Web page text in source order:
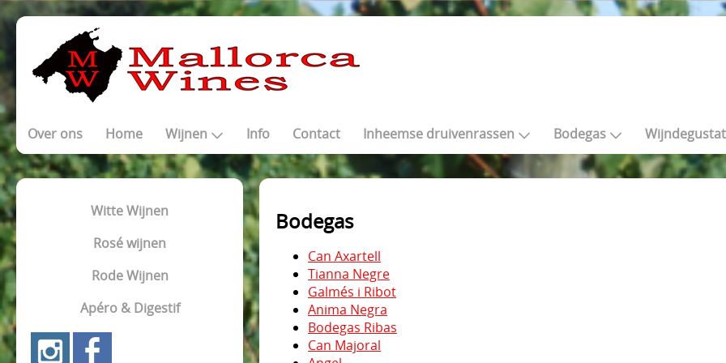
Over ons Home Wijnen Info Contact Inheemse druivenrassen Bodegas
Witte Wijnen
Rosé wijnen
Rode Wijnen
Apéro & Digestif
Bodegas
Can Axartell
Tianna Negre
Galmés i Ribot
Anima Negra
Bodegas Ribas
Can Majoral